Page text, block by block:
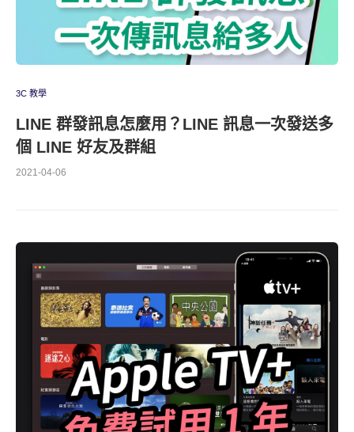
3C 教學
LINE 群發訊息怎麼用？LINE 訊息一次發送多
個 LINE 好友及群組
2021-04-06